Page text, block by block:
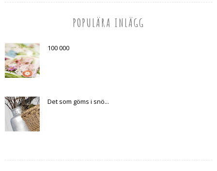
POPULÄRA INLÄGG
100 000
Det som göms i snö...